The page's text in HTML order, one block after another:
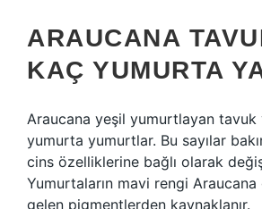
ARAUCANA
KAÇ YUMURTA
Araucana yeşil yumurtlayan tavuk
yumurta yumurtlar. Bu sayılar
cins özelliklerine bağlı olarak
Yumurtaların mavi rengi
gelen pigmentlerden kaynaklanır.